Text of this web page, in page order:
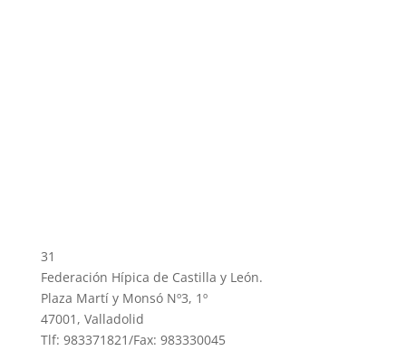
31
Federación Hípica de Castilla y León.
Plaza Martí y Monsó Nº3, 1º
47001, Valladolid
Tlf: 983371821/Fax: 983330045